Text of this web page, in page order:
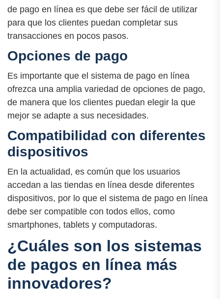
de pago en línea es que debe ser fácil de utilizar
para que los clientes puedan completar sus
transacciones en pocos pasos.
Opciones de pago
Es importante que el sistema de pago en línea
ofrezca una amplia variedad de opciones de pago,
de manera que los clientes puedan elegir la que
mejor se adapte a sus necesidades.
Compatibilidad con diferentes
dispositivos
En la actualidad, es común que los usuarios
accedan a las tiendas en línea desde diferentes
dispositivos, por lo que el sistema de pago en línea
debe ser compatible con todos ellos, como
smartphones, tablets y computadoras.
¿Cuáles son los sistemas
de pagos en línea más
innovadores?